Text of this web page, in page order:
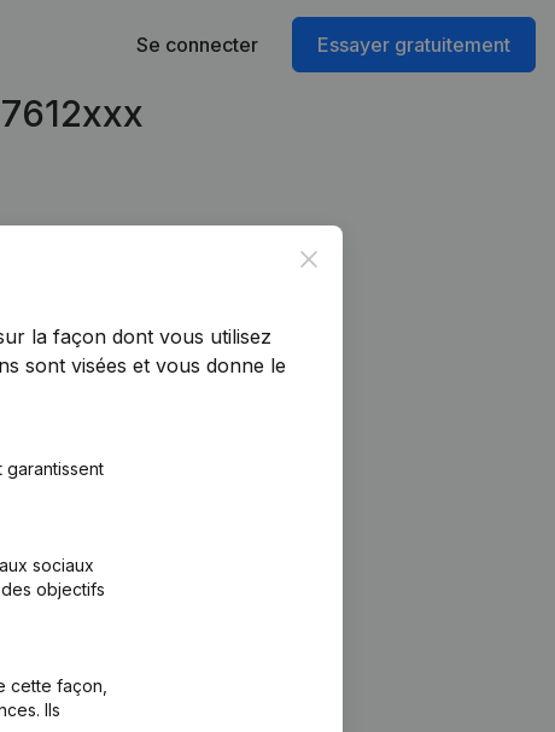
Se connecter Essayer gratuitement
Close
la façon dont vous utilisez
sont visées et vous donne le
sociaux
objectifs
cette façon,
Ils